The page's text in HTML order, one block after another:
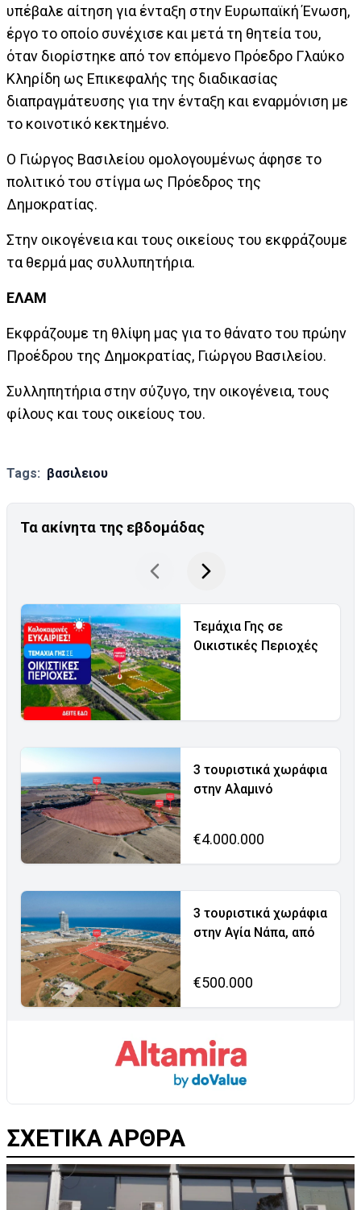
υπέβαλε αίτηση για ένταξη στην Ευρωπαϊκή Ένωση,
έργο το οποίο συνέχισε και μετά τη θητεία του,
όταν διορίστηκε από τον επόμενο Πρόεδρο Γλαύκο
Κληρίδη ως Επικεφαλής της διαδικασίας
διαπραγμάτευσης για την ένταξη και εναρμόνιση με
το κοινοτικό κεκτημένο.
Ο Γιώργος Βασιλείου ομολογουμένως άφησε το
πολιτικό του στίγμα ως Πρόεδρος της
Δημοκρατίας.
Στην οικογένεια και τους οικείους του εκφράζουμε
τα θερμά μας συλλυπητήρια.
ΕΛΑΜ
Εκφράζουμε τη θλίψη μας για το θάνατο του πρώην
Προέδρου της Δημοκρατίας, Γιώργου Βασιλείου.
Συλληπητήρια στην σύζυγο, την οικογένεια, τους
φίλους και τους οικείους του.
Tags: βασιλειου
Τα ακίνητα της εβδομάδας
Τεμάχια Γης σε
Οικιστικές Περιοχές
3 τουριστικά χωράφια
στην Αλαμινό
€4.000.000
3 τουριστικά χωράφια
στην Αγία Νάπα, από
€500.000
ΣΧΕΤΙΚΑ ΑΡΘΡΑ